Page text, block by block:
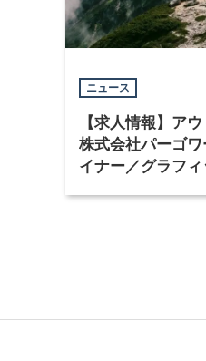
ニュース
【求人情報】ア
株式会社パーゴ
イナー／グラフ